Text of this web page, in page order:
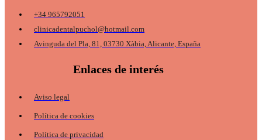
+34 965792051
clinicadentalpuchol@hotmail.com
Avinguda del Pla, 81, 03730 Xàbia, Alicante, España
Enlaces de interés
Aviso legal
Política de cookies
Política de privacidad